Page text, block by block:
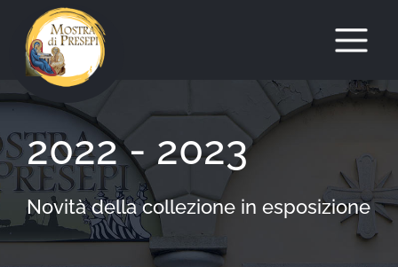
Salta
contenuto
2022 - 2023
Novità della collezione in esposizione